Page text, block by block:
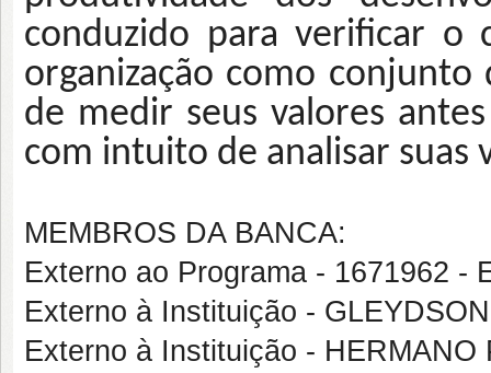
conduzido para verificar o
organização como
de medir seus valores
com intuito de analisar suas
MEMBROS DA BANCA:
Externo ao Programa - 1671962 -
Externo à Instituição -
Externo à Instituição -